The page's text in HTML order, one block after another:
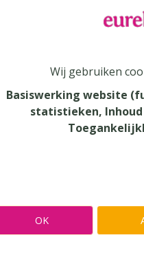
Onderwijs - ASO
Keure
Wij gebruiken
Basiswerking website
statistieken,
OK